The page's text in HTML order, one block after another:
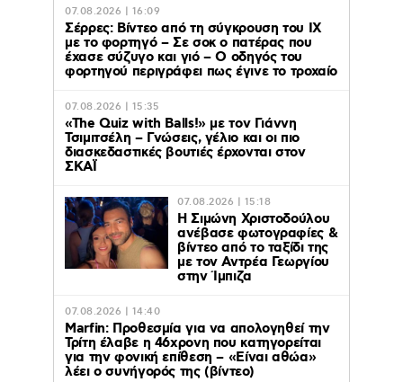
07.08.2026 | 16:09
Σέρρες: Βίντεο από τη σύγκρουση του ΙΧ
με το φορτηγό – Σε σοκ ο πατέρας που
έχασε σύζυγο και γιό – Ο οδηγός του
φορτηγού περιγράφει πως έγινε το τροχαίο
07.08.2026 | 15:35
«The Quiz with Balls!» με τον Γιάννη
Τσιμιτσέλη – Γνώσεις, γέλιο και οι πιο
διασκεδαστικές βουτιές έρχονται στον
ΣΚΑΪ
07.08.2026 | 15:18
Η Σιμώνη Χριστοδούλου
ανέβασε φωτογραφίες &
βίντεο από το ταξίδι της
με τον Αντρέα Γεωργίου
στην Ίμπιζα
07.08.2026 | 14:40
Marfin: Προθεσμία για να απολογηθεί την
Τρίτη έλαβε η 46χρονη που κατηγορείται
για την φονική επίθεση – «Είναι αθώα»
λέει ο συνήγορός της (βίντεο)